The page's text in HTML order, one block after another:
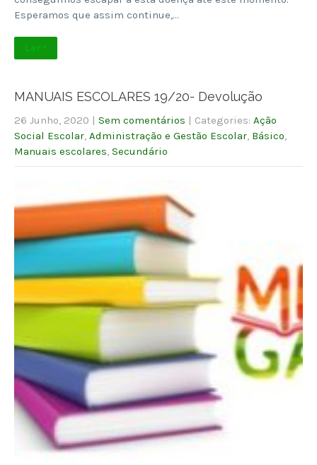
Esperamos que assim continue,…
Ler +
MANUAIS ESCOLARES 19/20- Devolução
26 Junho, 2020 | Sem comentários | Categories: Ação
Social Escolar Administração e Gestão Escolar Básico
Manuais escolares Secundário